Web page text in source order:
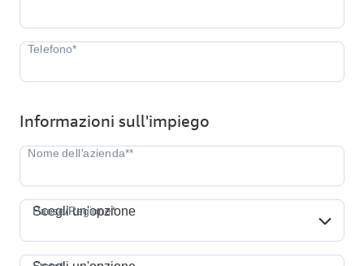
Informazioni sull'impiego
Paese/Regione*
Scegli un'opzione